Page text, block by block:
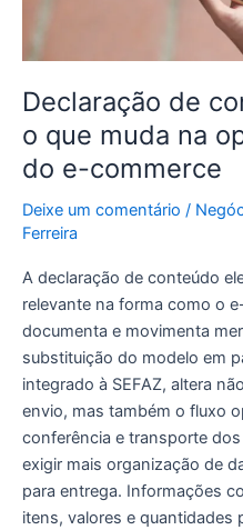
Declaração de
o que muda na
do e-commerce
Deixe um comentário /
Ferreira
A declaração de conteúdo
relevante na forma como o
documenta e movimenta
substituição do modelo em
integrado à SEFAZ, altera
envio, mas também o fluxo
conferência e transporte
exigir mais organização de
para entrega. Informações
itens, valores e quantidades
e-
commerce